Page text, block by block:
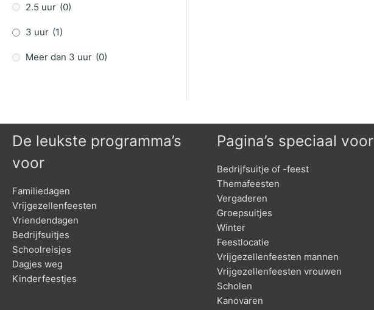
2.5 uur (0)
3 uur (1)
Meer dan 3 uur (0)
De leukste programma’s
voor
Familiedagen
Vrijgezellenfeesten
Vriendendagen
Bedrijfsuitjes
Schoolreisjes
Dagjes weg
Kinderfeestjes
Pagina’s speciaal voor
Bedrijfsuitje of -feest
Themafeesten
Vergaderen
Groepsuitjes
Winter
Feestlocatie
Vrijgezellenfeesten mannen
Vrijgezellenfeesten vrouwen
Scholen
Kanovaren